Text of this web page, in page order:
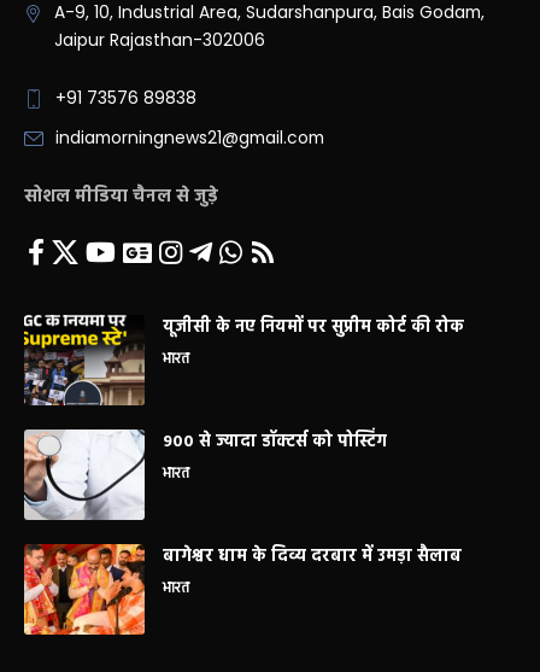
A-9, 10, Industrial Area, Sudarshanpura, Bais Godam,
Jaipur Rajasthan-302006
+91 73576 89838
indiamorningnews21@gmail.com
सोशल मीडिया चैनल से जुड़े
यूजीसी के नए नियमों पर सुप्रीम कोर्ट की रोक
भारत
900 से ज्यादा डॉक्टर्स को पोस्टिंग
भारत
बागेश्वर धाम के दिव्य दरबार में उमड़ा सैलाब
भारत